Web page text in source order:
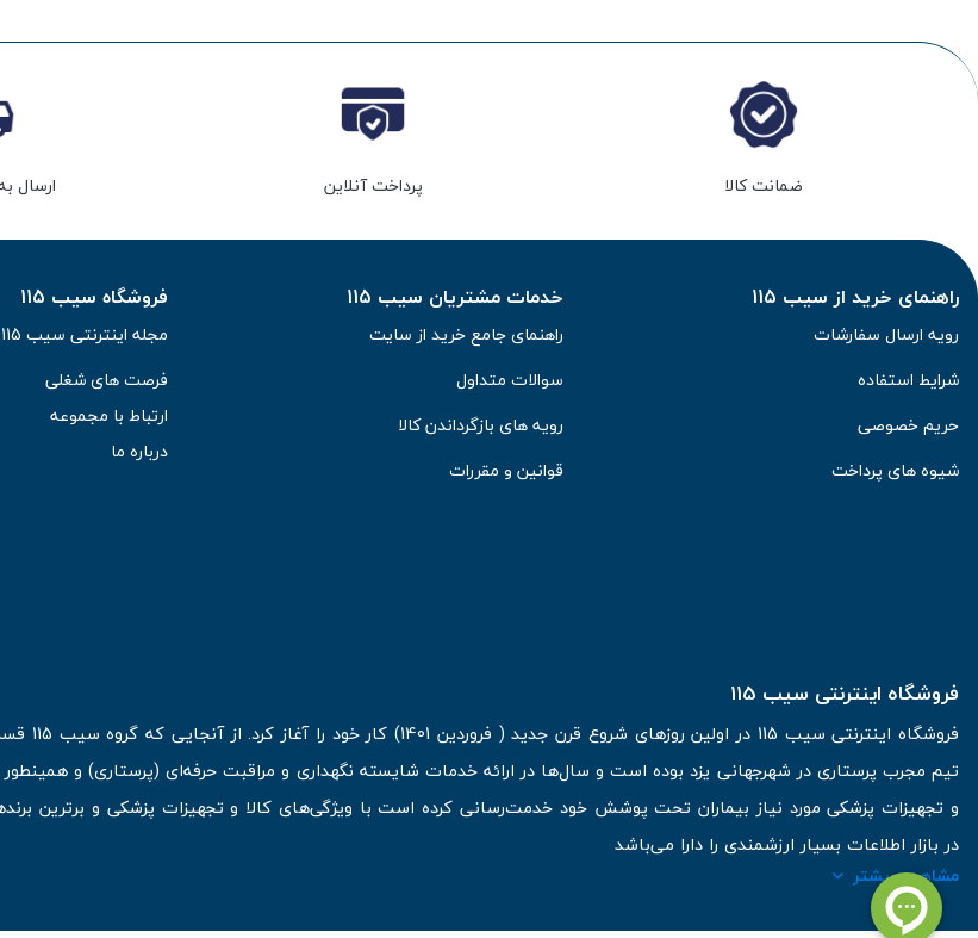
ضمانت کالا پرداخت آنلاین ارسال
راهنمای خرید از سیب 115
رویه ارسال سفارشات
شرایط استفاده
حریم خصوصی
شیوه های پرداخت
خدمات مشتریان سیب 115
راهنمای جامع خرید از سایت
سوالات متداول
رویه های بازگرداندن کالا
قوانین و مقررات
فروشگاه سیب 115
مجله اینترنتی سیب 115
فرصت های شغلی
ارتباط با مجموعه
درباره ما
فروشگاه اینترنتی سیب 115
فروشگاه اینترنتی سیب
تیم مجرب پرستاری در شهرجهانی یزد بوده است و سال‌ها در ارائه خدمات شایسته نگهداری و مراقبت حرفه‌ای (پرستاری) و همینطور
و تجهیزات پزشکی مورد نیاز بیماران تحت پوشش خود خدمت‌رسانی کرده است با ویژگی‌های کالا و تجهیزات پزشکی و برترین
در بازار اطلاعات بسیار ارزشمندی را دارا می‌باشد
آدرس: یزد، خیابان کاشانی، روبروی بیمارستان بهمن | تلفن همراه: 09136243383 | تلفن تماس : 36333383-035 | ایمیل: Info@Sib115.com
مشاهده بیشتر